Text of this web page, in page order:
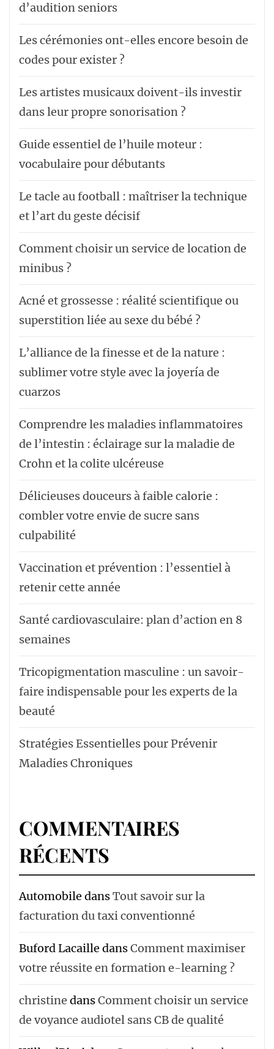
d’audition seniors
Les cérémonies ont-elles encore besoin de
codes pour exister ?
Les artistes musicaux doivent-ils investir
dans leur propre sonorisation ?
Guide essentiel de l’huile moteur :
vocabulaire pour débutants
Le tacle au football : maîtriser la technique
et l’art du geste décisif
Comment choisir un service de location de
minibus ?
Acné et grossesse : réalité scientifique ou
superstition liée au sexe du bébé ?
L’alliance de la finesse et de la nature :
sublimer votre style avec la joyería de
cuarzos
Comprendre les maladies inflammatoires
de l’intestin : éclairage sur la maladie de
Crohn et la colite ulcéreuse
Délicieuses douceurs à faible calorie :
combler votre envie de sucre sans
culpabilité
Vaccination et prévention : l’essentiel à
retenir cette année
Santé cardiovasculaire: plan d’action en 8
semaines
Tricopigmentation masculine : un savoir-
faire indispensable pour les experts de la
beauté
Stratégies Essentielles pour Prévenir
Maladies Chroniques
COMMENTAIRES
RÉCENTS
Automobile dansTout savoir sur la
facturation du taxi conventionné
Buford Lacaille dansComment maximiser
votre réussite en formation e-learning ?
christine dansComment choisir un service
de voyance audiotel sans CB de qualité